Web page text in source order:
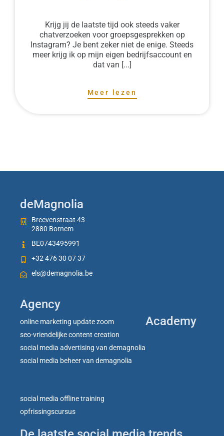
Krijg jij de laatste tijd ook steeds vaker
chatverzoeken voor groepsgesprekken op
Instagram? Je bent zeker niet de enige. Steeds
meer krijg ik op mijn eigen bedrijfsaccount en
dat van [...]
Meer lezen
deMagnolia
Breevenstraat 43
2880 Bornem
BE0743495991
+32 476 30 07 37
els@demagnolia.be
Agency
online marketing update zoom
seo-vriendelijke content creation
social media advertising van demagnolia
social media beheer van demagnolia
Academy
social media offline training
opfrissingscursus